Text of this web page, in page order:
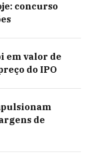
concurso
em valor de
do IPO
de